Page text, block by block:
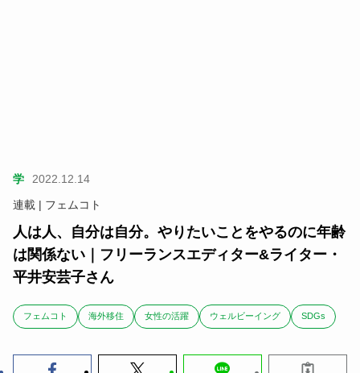
学
2022.12.14
連載 | フェムコト
人は人、自分は自分。やりたいことをやるのに年齢
は関係ない｜フリーランスエディター&ライター・
平井安芸子さん
フェムコト 海外移住 女性の活躍 ウェルビーイング SDGs